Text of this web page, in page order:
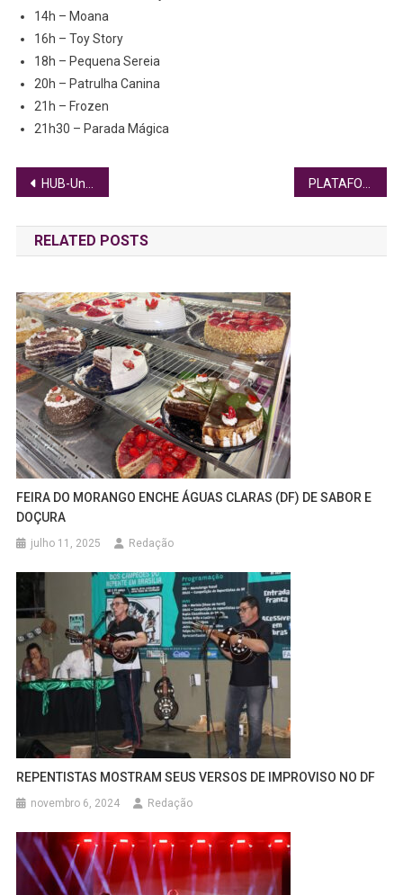
14h – Moana
16h – Toy Story
18h – Pequena Sereia
20h – Patrulha Canina
21h – Frozen
21h30 – Parada Mágica
Navegação
de
Post
HUB-UnB RECRUTA VOLUNTÁRIOS PARA PROJETO QUE PREVINE DIABETES TIPO 2
RELATED POSTS
FEIRA DO MORANGO ENCHE ÁGUAS CLARAS (DF) DE SABOR E
DOÇURA
julho 11, 2025 Redação
REPENTISTAS MOSTRAM SEUS VERSOS DE IMPROVISO NO DF
novembro 6, 2024 Redação